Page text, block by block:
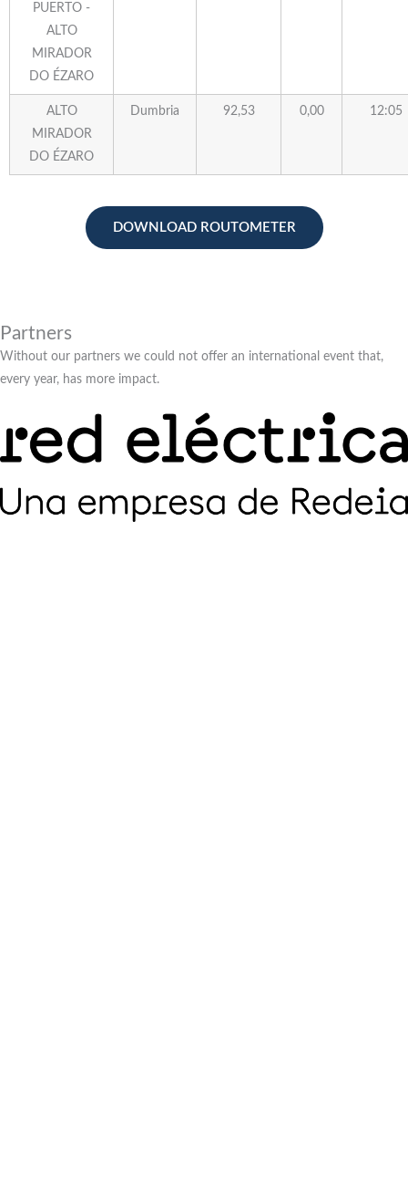
PUERTO -
ALTO
MIRADOR
DO ÉZARO
ALTO
MIRADOR
DO ÉZARO
Dumbria 92,53 0,00 12:05
DOWNLOAD ROUTOMETER
Partners
Without our partners we could not offer an international event that,
every year, has more impact.